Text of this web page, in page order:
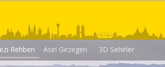
Rehberi Asiri Gezegen 3D Sehirler